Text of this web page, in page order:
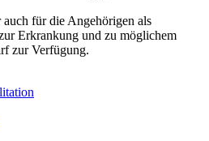
für die Angehörigen als
Erkrankung und zu möglichem
zur Verfügung.